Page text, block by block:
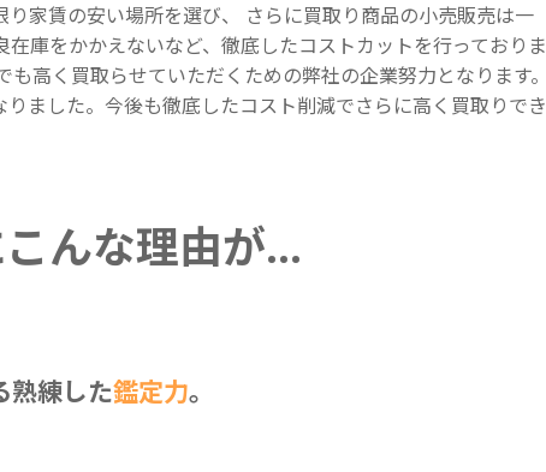
家賃の安い場所を選び、 さらに買取り商品の小売販売は一
庫をかかえないなど、徹底したコストカットを行っておりま
高く買取らせていただくための弊社の企業努力となります。
ました。今後も徹底したコスト削減でさらに高く買取りでき
んな理由が…
熟練した鑑定力。